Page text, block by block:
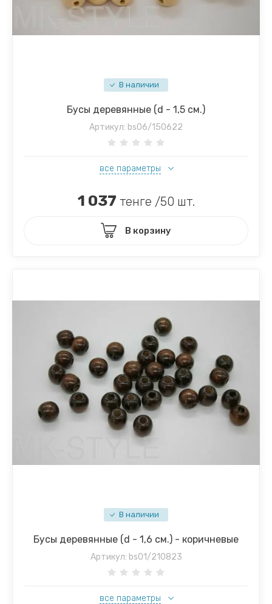
В наличии
Бусы деревянные (d - 1,5 см.)
Артикул: bs06/150622
все параметры
1 037 тенге /50 шт.
В корзину
В наличии
Бусы деревянные (d - 1,6 см.) - коричневые
Артикул: bs01/210823
все параметры